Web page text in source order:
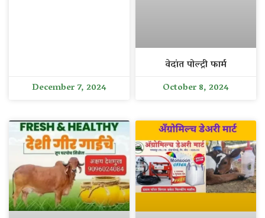
December 7, 2024
वेदांत पोल्ट्री फार्म
October 8, 2024